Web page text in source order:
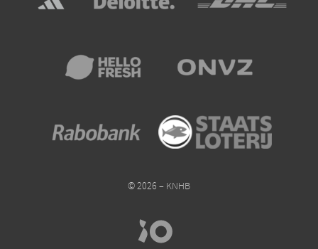
© 2026 – KNHB